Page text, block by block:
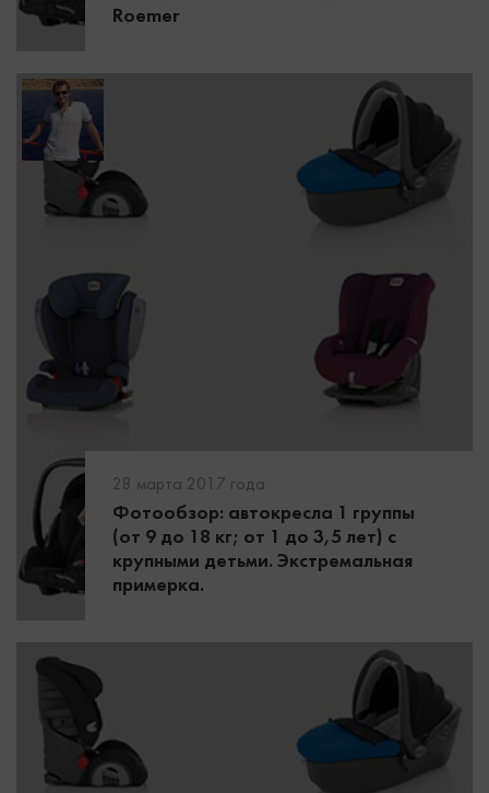
Roemer
28 марта 2017 года
Фотообзор: автокресла 1 группы
(от 9 до 18 кг; от 1 до 3,5 лет) с
крупными детьми. Экстремальная
примерка.